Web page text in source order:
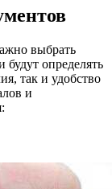
выбрать
определять
так и удобство
и